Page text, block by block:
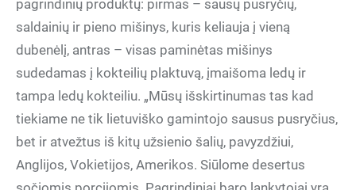
pagrindinių produktų: pirmas – sausų pusryčių,
saldainių ir pieno mišinys, kuris keliauja į vieną
dubenėlį, antras – visas paminėtas mišinys
sudedamas į kokteilių plaktuvą, įmaišoma ledų ir
tampa ledų kokteiliu. „Mūsų išskirtinumas tas kad
tiekiame ne tik lietuviško gamintojo sausus pusryčius,
bet ir atvežtus iš kitų užsienio šalių, pavyzdžiui,
Anglijos, Vokietijos, Amerikos. Siūlome desertus